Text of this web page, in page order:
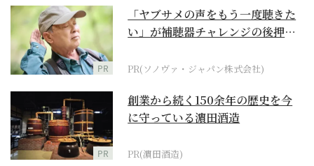
PR
「ヤブサメの声をもう一度聴きた
い」が補聴器チャレンジの後押し
PR(ソノヴァ・ジャパン株式会社)
PR
創業から続く150余年の歴史を今
に守っている濵田酒造
PR(濵田酒造)